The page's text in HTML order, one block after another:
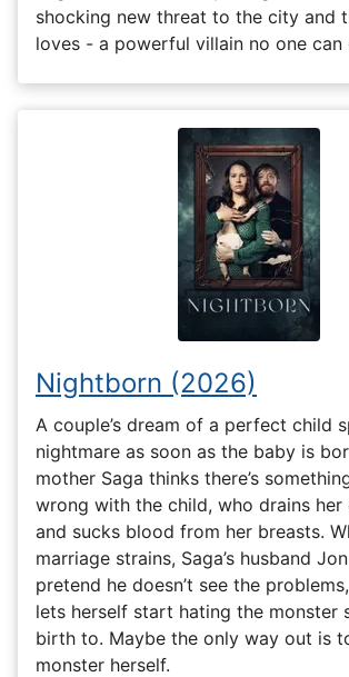
shocking new threat to the city and
loves - a powerful villain no one can
Nightborn (2026)
A couple’s dream of a perfect child
nightmare as soon as the baby is
mother Saga thinks there’s
wrong with the child, who drains her
and sucks blood from her breasts.
marriage strains, Saga’s husband
pretend he doesn’t see the
lets herself start hating the monster
birth to. Maybe the only way out is
monster herself.